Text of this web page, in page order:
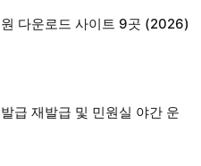
다운로드 사이트 9곳 (2026)
급 재발급 및 민원실 야간 운